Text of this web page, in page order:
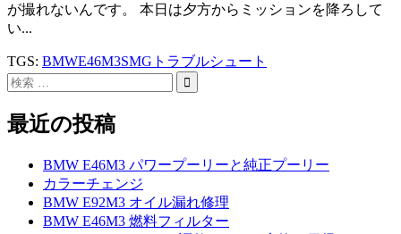
が撮れないんです。 本日は夕方からミッションを降ろして
い...
TGS: BMWE46M3SMG トラブルシュート
最近の投稿
BMW E46M3 パワープーリーと純正プーリー
カラーチェンジ
BMW E92M3 オイル漏れ修理
BMW E46M3 燃料フィルター